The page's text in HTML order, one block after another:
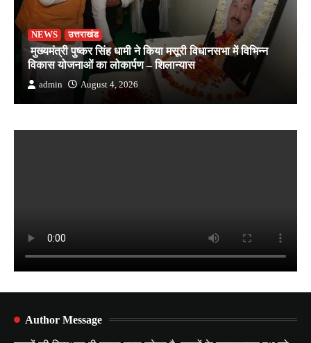
NEWS उत्तराखंड
मुख्यमंत्री पुष्कर सिंह धामी ने किया मसूरी विधानसभा में विभिन्न
विकास योजनाओं का लोकार्पण – शिलान्यास
admin August 4, 2026
Author Message